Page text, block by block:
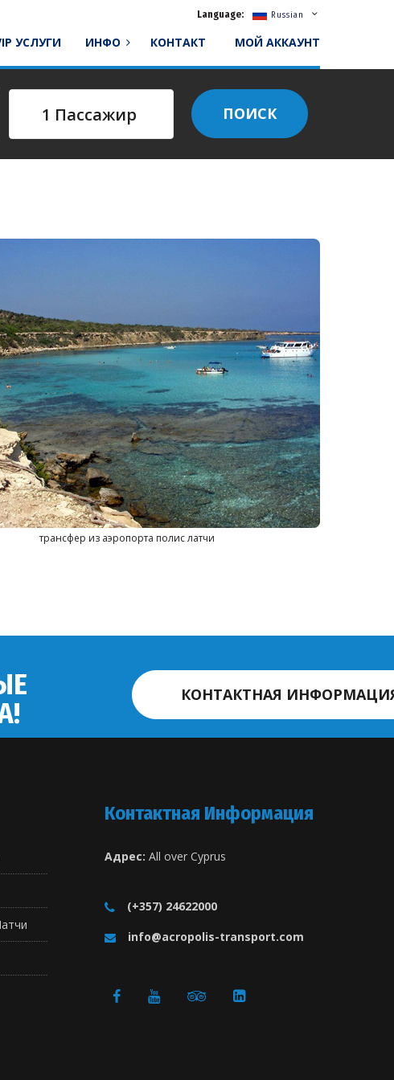
Language: Russian
УСЛУГИ ИНФО КОНТАКТ МОЙ АККАУНТ
ПОИСК
трансфер из аэропорта полис латчи
КОНТАКТНАЯ
Контактная Информация
Адрес: All over Cyprus
(+357) 24622000
info@acropolis-transport.com